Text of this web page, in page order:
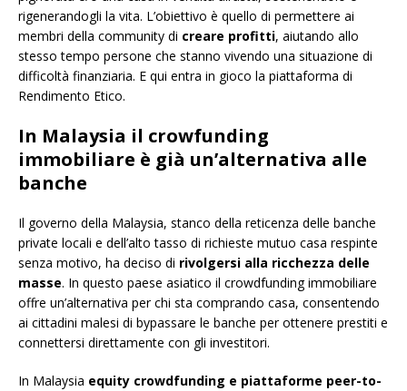
rigenerandogli la vita. L’obiettivo è quello di permettere ai
membri della community di creare profitti, aiutando allo
stesso tempo persone che stanno vivendo una situazione di
difficoltà finanziaria. E qui entra in gioco la piattaforma di
Rendimento Etico.
In Malaysia il crowfunding
immobiliare è già un’alternativa alle
banche
Il governo della Malaysia, stanco della reticenza delle banche
private locali e dell’alto tasso di richieste mutuo casa respinte
senza motivo, ha deciso di rivolgersi alla ricchezza delle
masse. In questo paese asiatico il crowdfunding immobiliare
offre un’alternativa per chi sta comprando casa, consentendo
ai cittadini malesi di bypassare le banche per ottenere prestiti e
connettersi direttamente con gli investitori.
In Malaysia equity crowdfunding e piattaforme peer-to-